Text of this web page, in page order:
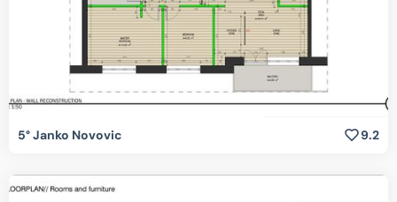
5° Janko Novovic 9.2